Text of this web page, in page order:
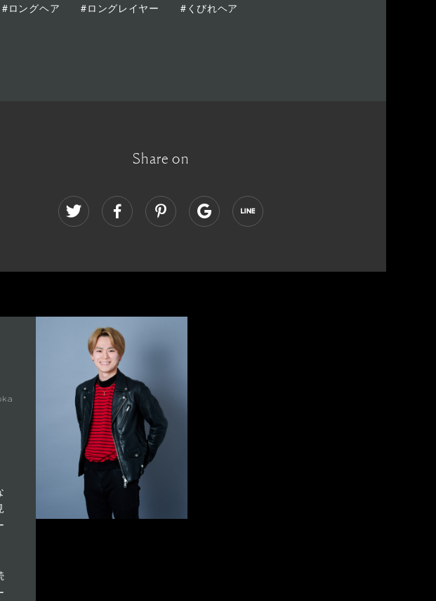
#ロングヘア #ロングレイヤー #くびれヘア
Share on